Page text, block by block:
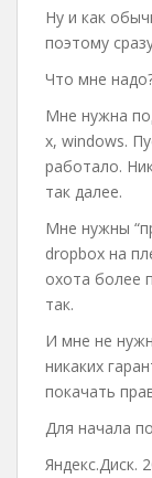
Ну и как
поэтому
Что мне
Мне нужна
x, windows.
работало.
так далее.
Мне нужны
dropbox на
охота более
так.
И мне не
никаких
покачать
Для начала
Яндекс.Диск.